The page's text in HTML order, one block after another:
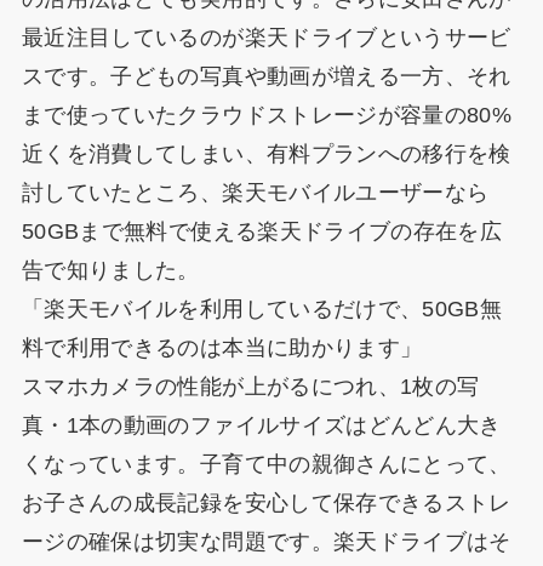
最近注目しているのが楽天ドライブというサービ
スです。子どもの写真や動画が増える一方、それ
まで使っていたクラウドストレージが容量の80%
近くを消費してしまい、有料プランへの移行を検
討していたところ、楽天モバイルユーザーなら
50GBまで無料で使える楽天ドライブの存在を広
告で知りました。
「楽天モバイルを利用しているだけで、50GB無
料で利用できるのは本当に助かります」
スマホカメラの性能が上がるにつれ、1枚の写
真・1本の動画のファイルサイズはどんどん大き
くなっています。子育て中の親御さんにとって、
お子さんの成長記録を安心して保存できるストレ
ージの確保は切実な問題です。楽天ドライブはそ